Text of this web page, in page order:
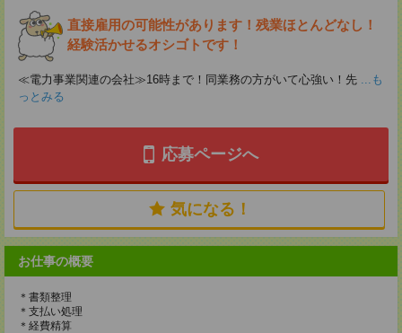
直接雇用の可能性があります！残業ほとんどなし！
経験活かせるオシゴトです！
≪電力事業関連の会社≫16時まで！同業務の方がいて心強い！先 ...も
っとみる
応募ページへ
気になる！
お仕事の概要
＊書類整理
＊支払い処理
＊経費精算